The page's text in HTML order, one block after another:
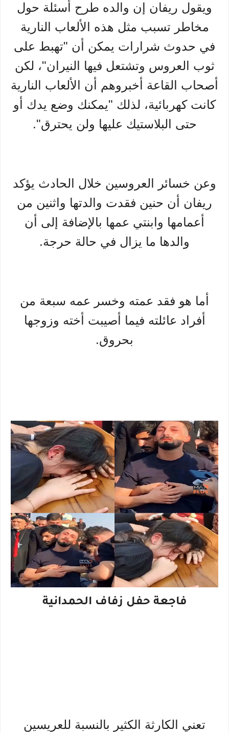
ويقول ريفان إن والده طرح أسئلة حول
مخاطر تسبب مثل هذه الألعاب النارية
في حدوث شرارات يمكن أن "تهبط على
ثوب العروس وتشتعل فيها النيران"، لكن
أصحاب القاعة أخبروهم أن الألعاب النارية
كانت كهربائية، لذلك "يمكنك وضع يدك أو
حتى البلاستيك عليها ولن يحترق".
وعن خسائر العروسين خلال الحادث يؤكد
ريفان أن حنين فقدت والدتها واثنين من
أعمامها وابنتي عمها بالإضافة إلى أن
والدها ما يزال في حالة حرجة.
أما هو فقد عمته وخسر عمه سبعة من
أفراد عائلته فيما أصيبت أخته وزوجها
بحروق.
فاجعة حفل زفاف الحمدانية
تعني الكارثة الكثير بالنسبة للعريسين